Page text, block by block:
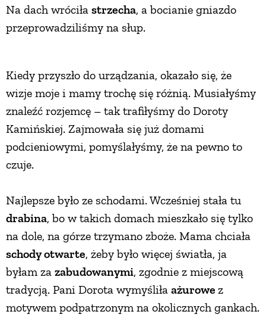
Na dach wróciła strzecha, a bocianie gniazdo
przeprowadziliśmy na słup.
Kiedy przyszło do urządzania, okazało się, że
wizje moje i mamy trochę się różnią. Musiałyśmy
znaleźć rozjemcę – tak trafiłyśmy do Doroty
Kamińskiej. Zajmowała się już domami
podcieniowymi, pomyślałyśmy, że na pewno to
czuje.
Najlepsze było ze schodami. Wcześniej stała tu
drabina, bo w takich domach mieszkało się tylko
na dole, na górze trzymano zboże. Mama chciała
schody otwarte, żeby było więcej światła, ja
byłam za zabudowanymi, zgodnie z miejscową
tradycją. Pani Dorota wymyśliła ażurowe z
motywem podpatrzonym na okolicznych gankach.